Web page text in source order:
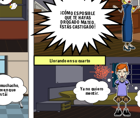
que
Llorando en su cuarto
Ya no quiero
mentir.
¡CÓMO ES POSIBLE
QUE TE HAYAS
DROGADO MATEO,
ESTÁS CASTIGADO!